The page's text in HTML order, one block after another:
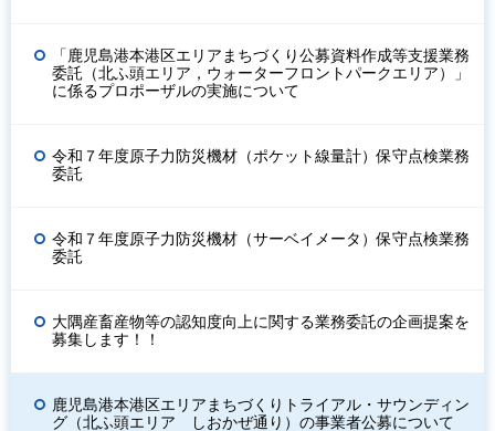
「鹿児島港本港区エリアまちづくり公募資料作成等支援業務
委託（北ふ頭エリア，ウォーターフロントパークエリア）」
に係るプロポーザルの実施について
令和７年度原子力防災機材（ポケット線量計）保守点検業務
委託
令和７年度原子力防災機材（サーベイメータ）保守点検業務
委託
大隅産畜産物等の認知度向上に関する業務委託の企画提案を
募集します！！
鹿児島港本港区エリアまちづくりトライアル・サウンディン
グ（北ふ頭エリア しおかぜ通り）の事業者公募について